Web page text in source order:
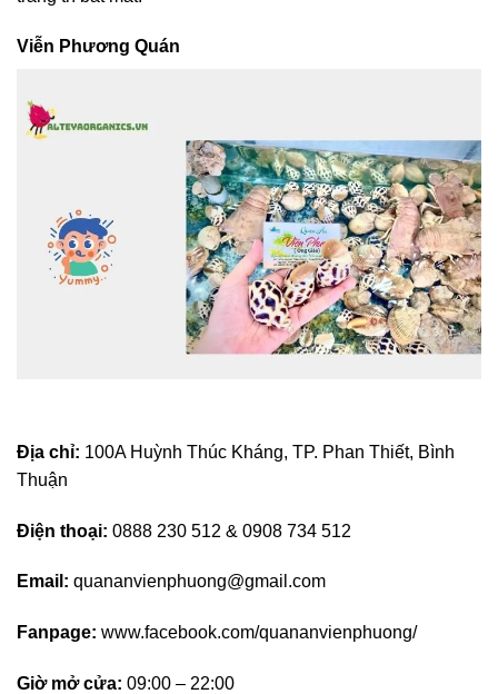
Viễn Phương Quán
Địa chỉ: 100A Huỳnh Thúc Kháng, TP. Phan Thiết, Bình
Thuận
Điện thoại: 0888 230 512 & 0908 734 512
Email: quananvienphuong@gmail.com
Fanpage: www.facebook.com/quananvienphuong/
Giờ mở cửa: 09:00 – 22:00